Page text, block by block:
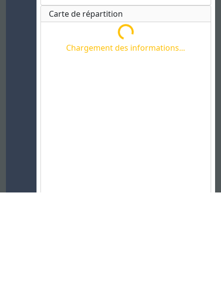
Carte de répartition
Chargement des informations...
Chargement des informations...